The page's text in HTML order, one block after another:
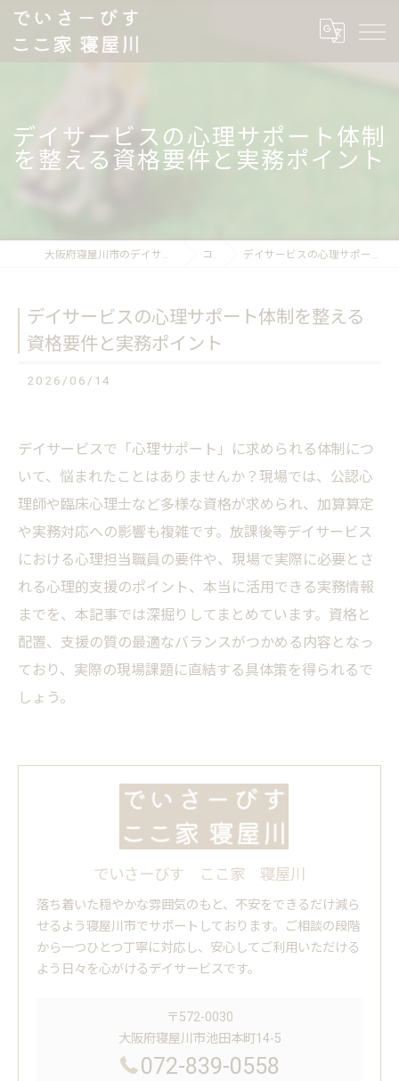
デイサービスの心理サポート体制
を整える資格要件と実務ポイント
大阪府寝屋川市のデイサービスならでいさーびす ここ家 寝屋川 コラム デイサービスの心理サポート体制を整える資格要件と実務ポイント
デイサービスの心理サポート体制を整える
資格要件と実務ポイント
2026/06/14
デイサービスで「心理サポート」に求められる体制につ
いて、悩まれたことはありませんか？現場では、公認心
理師や臨床心理士など多様な資格が求められ、加算算定
や実務対応への影響も複雑です。放課後等デイサービス
における心理担当職員の要件や、現場で実際に必要とさ
れる心理的支援のポイント、本当に活用できる実務情報
までを、本記事では深掘りしてまとめています。資格と
配置、支援の質の最適なバランスがつかめる内容となっ
ており、実際の現場課題に直結する具体策を得られるで
しょう。
でいさーびす ここ家 寝屋川
落ち着いた穏やかな雰囲気のもと、不安をできるだけ減ら
せるよう寝屋川市でサポートしております。ご相談の段階
から一つひとつ丁寧に対応し、安心してご利用いただける
よう日々を心がけるデイサービスです。
〒572-0030
大阪府寝屋川市池田本町14-5
072-839-0558